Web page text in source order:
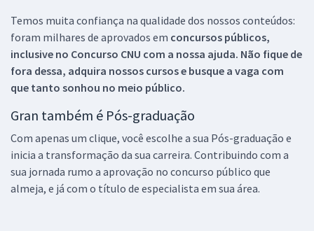
Temos muita confiança na qualidade dos nossos conteúdos:
foram milhares de aprovados em concursos públicos,
inclusive no Concurso CNU com a nossa ajuda. Não fique de
fora dessa, adquira nossos cursos e busque a vaga com
que tanto sonhou no meio público.
Gran também é Pós-graduação
Com apenas um clique, você escolhe a sua Pós-graduação e
inicia a transformação da sua carreira. Contribuindo com a
sua jornada rumo a aprovação no concurso público que
almeja, e já com o título de especialista em sua área.